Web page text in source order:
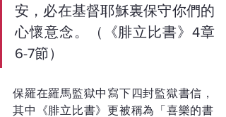
安，必在基督耶穌裏保守你們的
心懷意念。（《腓立比書》4章
6-7節）
保羅在羅馬監獄中寫下四封監獄書信，
其中《腓立比書》更被稱為「喜樂的書